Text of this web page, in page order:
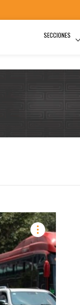
SECCIONES